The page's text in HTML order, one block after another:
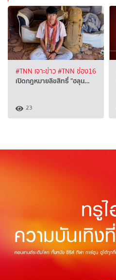
#TNN เจาะข่าว#TNN ช่อง16
เปิดกฎหมายลิขสิทธิ์ "ฮลุน…
23